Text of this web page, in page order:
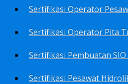
Sertifikasi Pesawat